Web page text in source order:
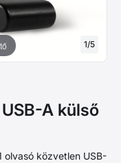
1/5
A külső
olvasó közvetlen USB-